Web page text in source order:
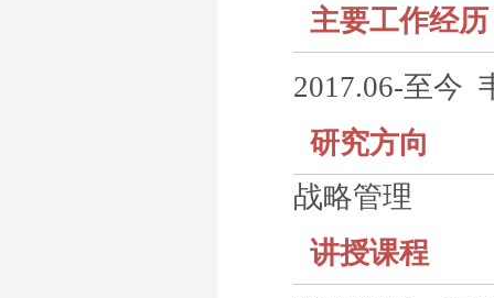
主要工作经历
2017.06-至今
研究方向
战略管理
讲授课程